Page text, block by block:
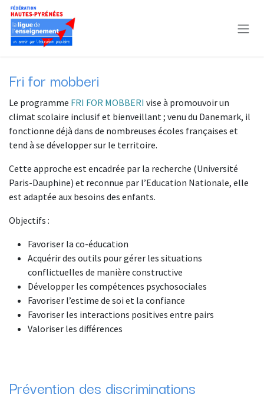
Se rendre au contenu
Fri for mobberi
Le programme FRI FOR MOBBERI vise à promouvoir un
climat scolaire inclusif et bienveillant ; venu du Danemark, il
fonctionne déjà dans de nombreuses écoles françaises et
tend à se développer sur le territoire.
Cette approche est encadrée par la recherche (Université
Paris-Dauphine) et reconnue par l’Education Nationale, elle
est adaptée aux besoins des enfants.
Objectifs :
Favoriser la co-éducation
Acquérir des outils pour gérer les situations
conflictuelles de manière constructive
Développer les compétences psychosociales
Favoriser l’estime de soi et la confiance
Favoriser les interactions positives entre pairs
Valoriser les différences
Prévention des discriminations